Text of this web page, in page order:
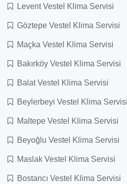
Levent Vestel Klima Servisi
Göztepe Vestel Klima Servisi
Maçka Vestel Klima Servisi
Bakırköy Vestel Klima Servisi
Balat Vestel Klima Servisi
Beylerbeyi Vestel Klima Servisi
Maltepe Vestel Klima Servisi
Beyoğlu Vestel Klima Servisi
Maslak Vestel Klima Servisi
Bostancı Vestel Klima Servisi